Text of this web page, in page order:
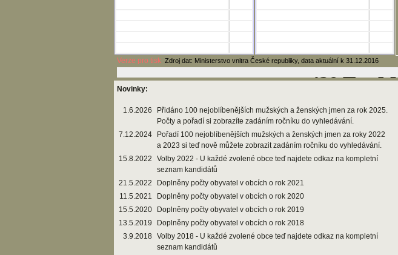
Verze pro tisk Zdroj dat: Ministerstvo vnitra České republiky, data aktuální k 31.12.2016
Novinky:
1.6.2026
Přidáno 100 nejoblíbenějších mužských a ženských jmen za rok 2025.
Počty a pořadí si zobrazíte zadáním ročníku do vyhledávání.
7.12.2024
Pořadí 100 nejoblíbenějších mužských a ženských jmen za roky 2022
a 2023 si teď nově můžete zobrazit zadáním ročníku do vyhledávání.
15.8.2022
Volby 2022 - U každé zvolené obce teď najdete odkaz na kompletní
seznam kandidátů
21.5.2022
Doplněny počty obyvatel v obcích o rok 2021
11.5.2021
Doplněny počty obyvatel v obcích o rok 2020
15.5.2020
Doplněny počty obyvatel v obcích o rok 2019
13.5.2019
Doplněny počty obyvatel v obcích o rok 2018
3.9.2018 Volby 2018 - U každé zvolené obce teď najdete odkaz na kompletní
seznam kandidátů